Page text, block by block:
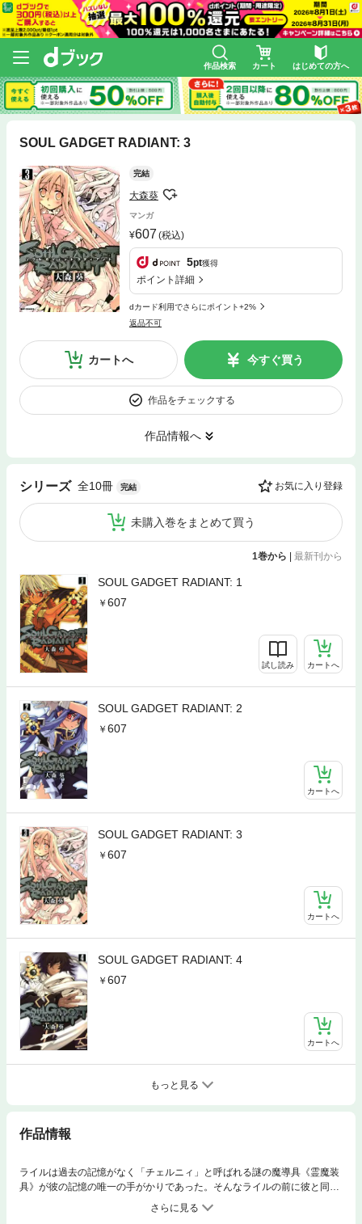
作品検索 カート はじめての方へ
SOUL GADGET RADIANT: 3
完結
大森葵
マンガ
607 (税込)
5pt獲得
ポイント詳細
dカード利用でさらにポイント+2%
返品不可
カートへ 今すぐ買う
作品をチェックする
作品情報へ
シリーズ 全10冊 完結 お気に入り登録
未購入巻をまとめて買う
1巻から 最新刊から
SOUL GADGET RADIANT: 1
607
試し読み カートへ
SOUL GADGET RADIANT: 2
607
カートへ
SOUL GADGET RADIANT: 3
607
カートへ
SOUL GADGET RADIANT: 4
607
カートへ
もっと見る
作品情報
ライルは過去の記憶がなく「チェルニィ」と呼ばれる謎の魔導具《霊魔装
具》が彼の記憶の唯一の手がかりであった。そんなライルの前に彼と同じ
く霊魔装具を操る少女・ノイエが現れる。霊魔装具の謎と自分の過去を知
るため、ライルはノイエとともに旅立つことを決意する。一行は古都シデ